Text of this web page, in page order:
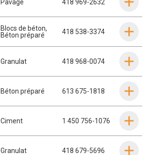
Pavage 418 969-2632
Blocs de béton,
Béton préparé
418 538-3374
Granulat 418 968-0074
Béton préparé 613 675-1818
Ciment 1 450 756-1076
Granulat 418 679-5696